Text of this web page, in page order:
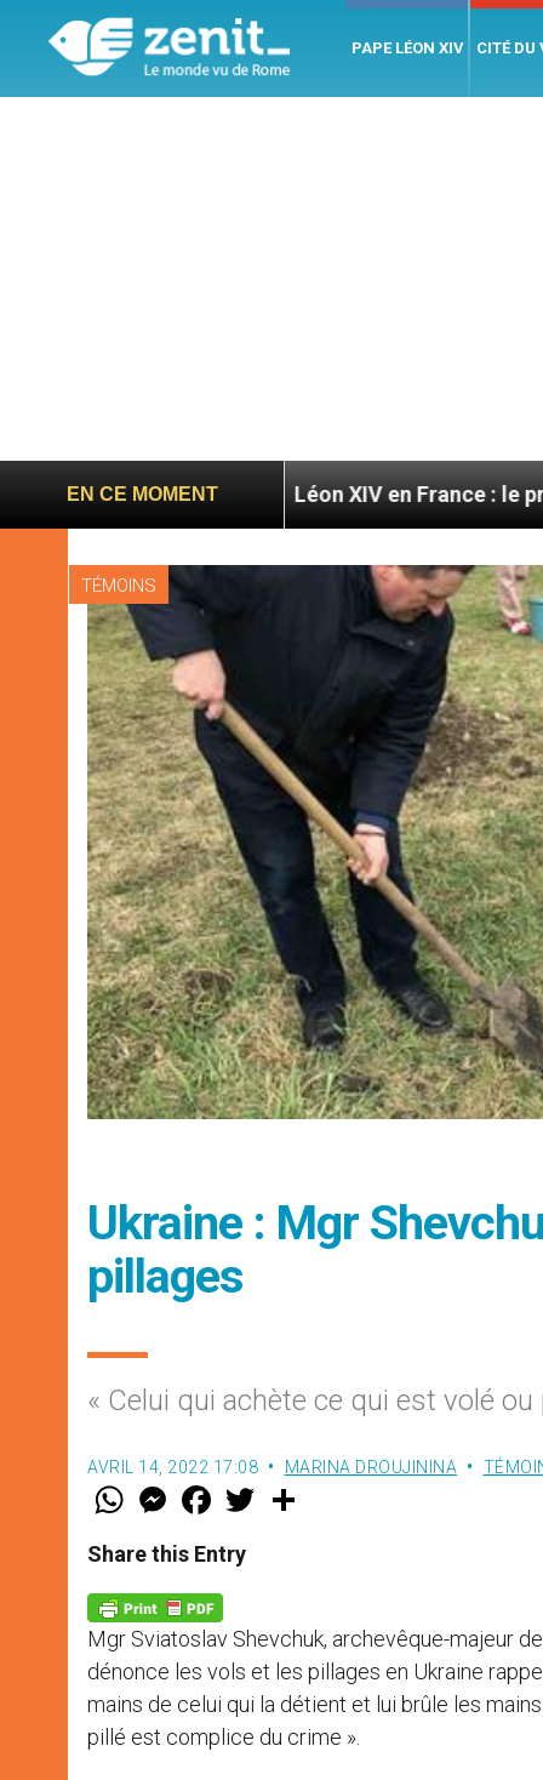
PAPE LÉON XIV CITÉ DU
EN CE MOMENT
Léon XIV en France : le programme
TÉMOINS
Ukraine : Mgr
pillages
« Celui qui achète ce qui est volé
AVRIL 14, 2022 17:08 MARINA DROUJININA
W
t
s
A
p
p
M
e
s
e
n
g
e
r
F
a
e
b
o
k
w
Share this Entry
Mgr Sviatoslav Shevchuk, archevêque-majeur
dénonce les vols et les pillages en Ukraine
mains de celui qui la détient et lui brûle les
pillé est complice du crime ».